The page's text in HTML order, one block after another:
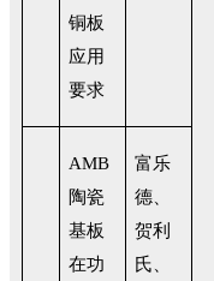
铜板
应用
要求
AMB
陶瓷
基板
在功
富乐
德、
贺利
氏、